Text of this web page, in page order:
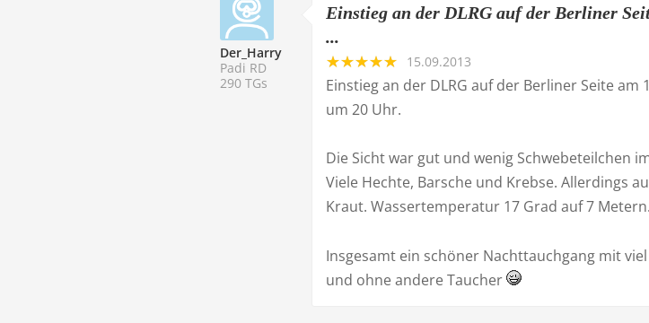
Der_Harry
Padi RD
290 TGs
Einstieg an der DLRG auf der Berliner
...
15.09.2013
Einstieg an der DLRG auf der Berliner Seite am
um 20 Uhr.
Die Sicht war gut und wenig Schwebeteilchen
Viele Hechte, Barsche und Krebse. Allerdings
Kraut. Wassertemperatur 17 Grad auf 7 Metern.
Insgesamt ein schöner Nachttauchgang mit viel
und ohne andere Taucher